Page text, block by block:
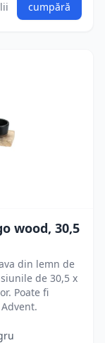
cumpără
wood, 30,5
din lemn de
de 30,5 x
Poate fi